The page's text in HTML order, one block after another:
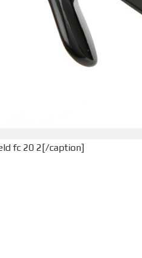
fc 20 2[/caption]